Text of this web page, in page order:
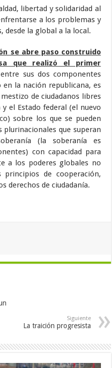
libertad y solidaridad al
a los problemas y
desde la global a la local.
se abre paso construido
que realizó el primer
sus dos componentes
la nación republicana, es
de ciudadanos libres
el Estado federal (el nuevo
sobre los que se pueden
que superan
(la soberanía es
con capacidad para
a los poderes globales no
de cooperación,
derechos de ciudadanía.
Siguiente
La traición progresista